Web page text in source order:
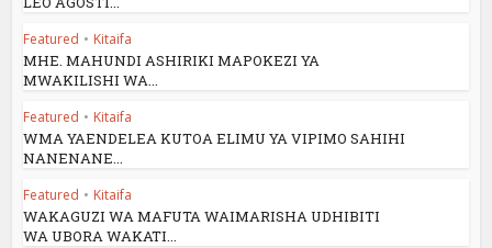
Featured • Kitaifa
MHE. MAHUNDI ASHIRIKI MAPOKEZI YA
MWAKILISHI WA...
Featured • Kitaifa
WMA YAENDELEA KUTOA ELIMU YA VIPIMO SAHIHI
NANENANE...
Featured • Kitaifa
WAKAGUZI WA MAFUTA WAIMARISHA UDHIBITI
WA UBORA WAKATI...